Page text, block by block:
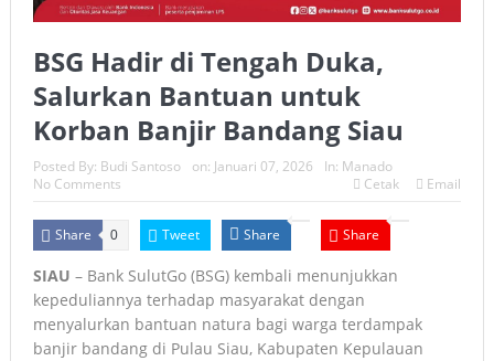
BSG Hadir di Tengah Duka,
Salurkan Bantuan untuk
Korban Banjir Bandang Siau
Posted By: Budi Santoso on: Januari 07, 2026 In: Manado
No Comments
Cetak Email
Share 0 Tweet Share Share
SIAU – Bank SulutGo (BSG) kembali menunjukkan
kepeduliannya terhadap masyarakat dengan
menyalurkan bantuan natura bagi warga terdampak
banjir bandang di Pulau Siau, Kabupaten Kepulauan